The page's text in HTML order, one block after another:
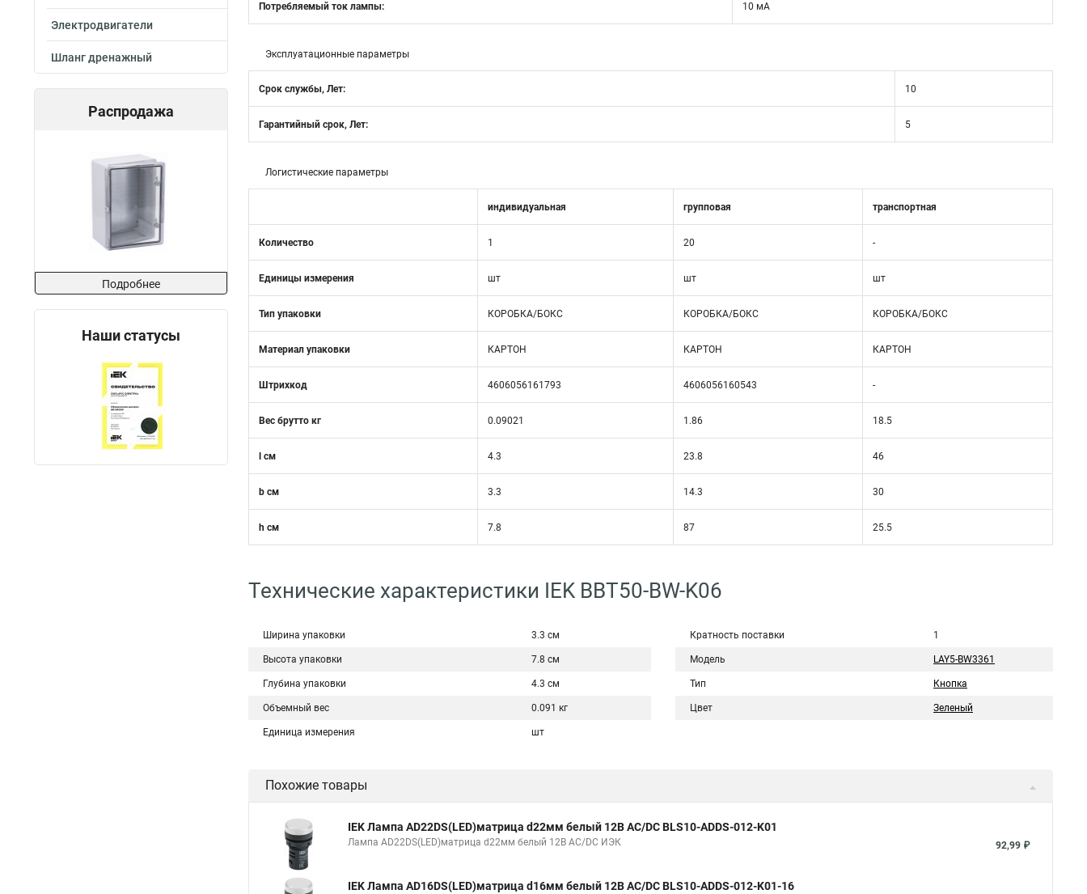
Электродвигатели
Шланг дренажный
Распродажа
Подробнее
Наши статусы
Потребляемый ток лампы: 10 мА
Эксплуатационные параметры
Срок службы, Лет: 10
Гарантийный срок, Лет: 5
Логистические параметры
индивидуальная групповая транспортная
Количество 1 20 -
Единицы измерения шт шт шт
Тип упаковки КОРОБКА/БОКС КОРОБКА/БОКС КОРОБКА/БОКС
Материал упаковки КАРТОН КАРТОН КАРТОН
Штрихкод 4606056161793 4606056160543 -
Вес брутто кг 0.09021 1.86 18.5
l см 4.3 23.8 46
b см 3.3 14.3 30
h см 7.8 87 25.5
Технические характеристики IEK BBT50-BW-K06
Ширина упаковки 3.3 см
Высота упаковки 7.8 см
Глубина упаковки 4.3 см
Объемный вес 0.091 кг
Единица измерения шт
Кратность поставки 1
Модель LAY5-BW3361
Тип Кнопка
Цвет Зеленый
Похожие товары
IEK Лампа AD22DS(LED)матрица d22мм белый 12В AC/DC BLS10-ADDS-012-K01
Лампа AD22DS(LED)матрица d22мм белый 12В AC/DC ИЭК 92,99 ₽
IEK Лампа AD16DS(LED)матрица d16мм белый 12В AC/DC BLS10-ADDS-012-K01-16